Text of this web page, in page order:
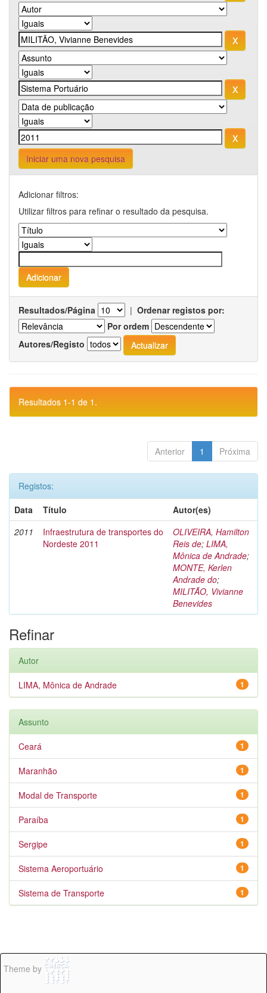
Iniciar uma nova pesquisa
Adicionar filtros:
Utilizar filtros para refinar o resultado da pesquisa.
Resultados/Página | Ordenar registos por:
Por ordem
Autores/Registo
Resultados 1-1 de 1.
Anterior 1 Próxima
Registos:
Data
Título
Autor(es)
2011
Infraestrutura de transportes do
Nordeste 2011
OLIVEIRA, Hamilton
Reis de; LIMA,
Mônica de Andrade;
MONTE, Kerlen
Andrade do;
MILITÃO, Vivianne
Benevides
Refinar
Autor
1
LIMA, Mônica de Andrade
Assunto
1
Ceará
1
Maranhão
1
Modal de Transporte
1
Paraíba
1
Sergipe
1
Sistema Aeroportuário
1
Sistema de Transporte
Theme by